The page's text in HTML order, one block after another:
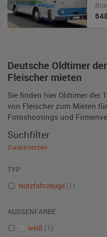
Deutsche Oldtimer
Fleischer mieten
Sie finden hier Oldtimer der
von Fleischer zum Mieten
Fotoshootings und
Suchfilter
Zurücksetzen
TYP
Nutzfahrzeuge (1)
AUSSENFARBE
weiß (1)